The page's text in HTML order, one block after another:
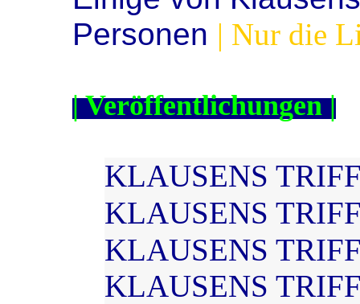
Personen | Nur die
| Veröffentlichungen |
KLAUSENS
KLAUSENS
KLAUSENS
KLAUSENS